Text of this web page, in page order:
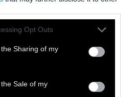
Opt Outs
Sharing of my
Sale of my
της ευρωπαϊκής
ότι κάποτε θα έδινα
άδεια, ώστε να πάρω το
το Α.Π.Θ. Καθήκον μου
μέρα φρουρός έξω από το
πάσης κακίας, είχα